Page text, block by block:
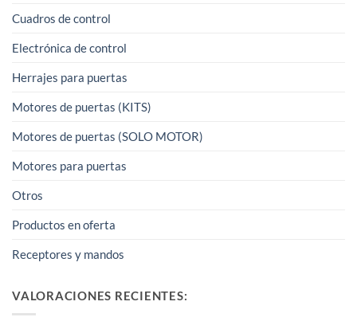
Cuadros de control
Electrónica de control
Herrajes para puertas
Motores de puertas (KITS)
Motores de puertas (SOLO MOTOR)
Motores para puertas
Otros
Productos en oferta
Receptores y mandos
VALORACIONES RECIENTES: